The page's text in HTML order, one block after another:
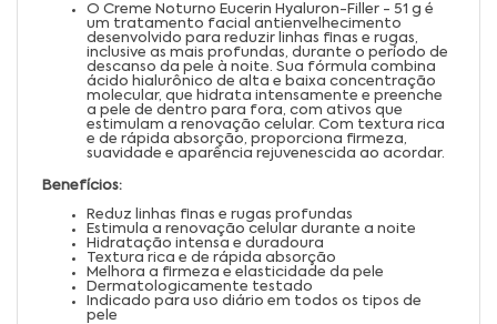
O Creme Noturno Eucerin Hyaluron-Filler - 51 g é
um tratamento facial antienvelhecimento
desenvolvido para reduzir linhas finas e rugas,
inclusive as mais profundas, durante o período de
descanso da pele à noite. Sua fórmula combina
ácido hialurônico de alta e baixa concentração
molecular, que hidrata intensamente e preenche
a pele de dentro para fora, com ativos que
estimulam a renovação celular. Com textura rica
e de rápida absorção, proporciona firmeza,
suavidade e aparência rejuvenescida ao acordar.
Benefícios:
Reduz linhas finas e rugas profundas
Estimula a renovação celular durante a noite
Hidratação intensa e duradoura
Textura rica e de rápida absorção
Melhora a firmeza e elasticidade da pele
Dermatologicamente testado
Indicado para uso diário em todos os tipos de
pele